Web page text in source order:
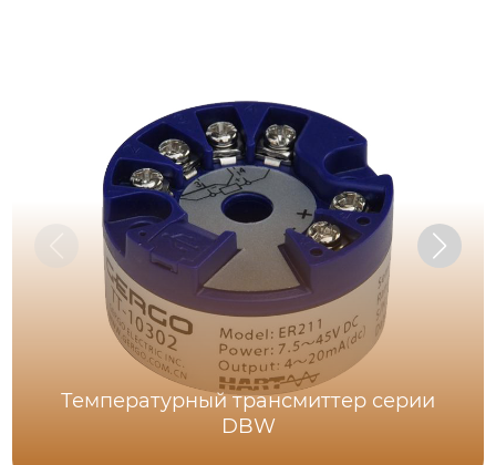
Температурный трансмиттер серии
DBW